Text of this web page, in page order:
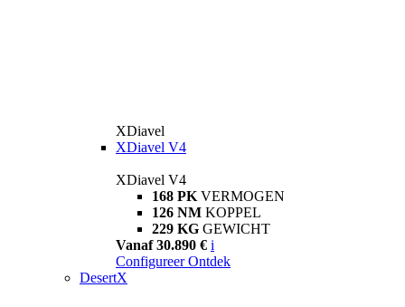
XDiavel
XDiavel V4
XDiavel V4
168 PK VERMOGEN
126 NM KOPPEL
229 KG GEWICHT
Vanaf 30.890 € i
Configureer Ontdek
DesertX